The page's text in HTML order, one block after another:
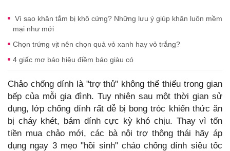
Vì sao khăn tắm bị khô cứng? Những lưu ý giúp khăn luôn mềm
mại như mới
Chọn trứng vịt nên chọn quả vỏ xanh hay vỏ trắng?
4 giấc mơ báo hiệu điềm báo giàu có
Chảo chống dính là "trợ thủ" không thể thiếu trong gian
bếp của mỗi gia đình. Tuy nhiên sau một thời gian sử
dụng, lớp chống dính rất dễ bị bong tróc khiến thức ăn
bị cháy khét, bám dính cực kỳ khó chịu. Thay vì tốn
tiền mua chảo mới, các bà nội trợ thông thái hãy áp
dụng ngay 3 mẹo "hồi sinh" chảo chống dính siêu tốc